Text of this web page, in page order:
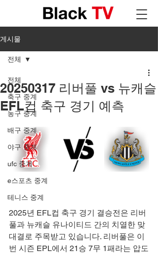
게시물
전체
축구 중계
농구 중계
배구 중계
야구 중계
ufc 중계
e스포츠 중계
테니스 중계
전체
20250317 리버풀 vs 뉴캐슬
EFL컵 축구 경기 예측
2025년 EFL컵 축구 경기 결승전은 리버
풀과 뉴캐슬 유나이티드 간의 치열한 맞
대결로 주목받고 있습니다. 리버풀은 이
번 시즌 EPL에서 21승 7무 1패라는 압도